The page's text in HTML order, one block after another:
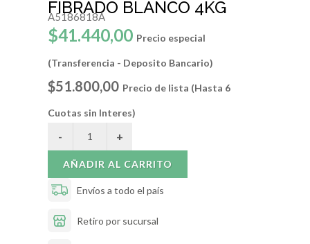
FIBRADO BLANCO 4KG
A5186818A
$41.440,00 Precio especial
(Transferencia - Deposito Bancario)
$51.800,00 Precio de lista (Hasta 6
Cuotas sin Interes)
AÑADIR AL CARRITO
Envíos a todo el país
Retiro por sucursal